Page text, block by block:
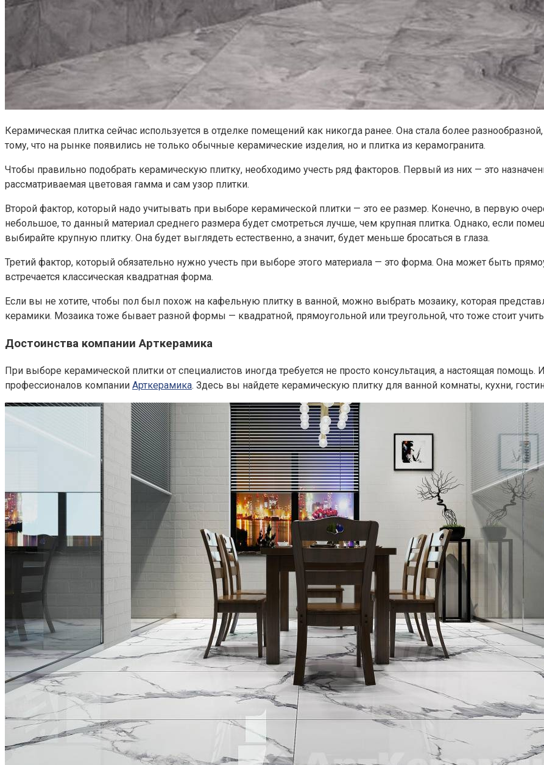
Керамическая плитка сейчас используется в отделке помещений как никогда ранее. Она стала более
тому, что на рынке появились не только обычные керамические изделия, но и плитка из керамогранита.
Чтобы правильно подобрать керамическую плитку, необходимо учесть ряд факторов. Первый из них — это
рассматриваемая цветовая гамма и сам узор плитки.
Второй фактор, который надо учитывать при выборе керамической плитки — это ее размер. Конечно, в первую
небольшое, то данный материал среднего размера будет смотреться лучше, чем крупная плитка. Однако, если
выбирайте крупную плитку. Она будет выглядеть естественно, а значит, будет меньше бросаться в глаза.
Третий фактор, который обязательно нужно учесть при выборе этого материала — это форма. Она может быть
встречается классическая квадратная форма.
Если вы не хотите, чтобы пол был похож на кафельную плитку в ванной, можно выбрать мозаику, которая
керамики. Мозаика тоже бывает разной формы — квадратной, прямоугольной или треугольной, что тоже стоит
Достоинства компании Арткерамика
При выборе керамической плитки от специалистов иногда требуется не просто консультация, а настоящая
профессионалов компании Арткерамика. Здесь вы найдете керамическую плитку для ванной комнаты, кухни,